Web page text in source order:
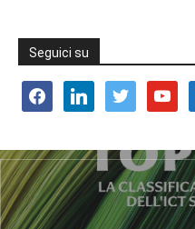
Seguici su
facebooklinkedin twitter youtube